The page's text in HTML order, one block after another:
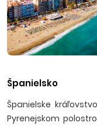
Španielsko
Španielske
Pyrenejskom